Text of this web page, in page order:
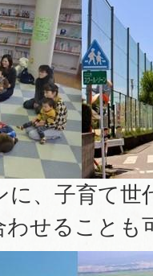
、子育て世
せることも